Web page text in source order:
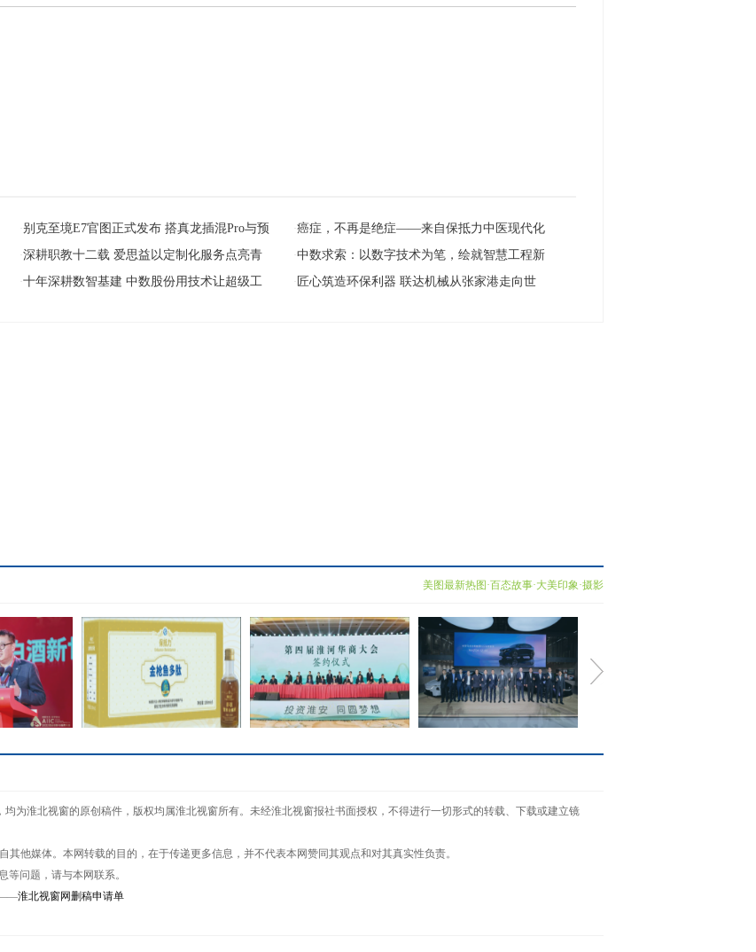
·别克至境E7官图正式发布 搭真龙插混Pro与预 ·癌症，不再是绝症——来自保抵力中医现代化
·深耕职教十二载 爱思益以定制化服务点亮青 ·中数求索：以数字技术为笔，绘就智慧工程新
·十年深耕数智基建 中数股份用技术让超级工 · 匠心筑造环保利器 联达机械从张家港走向世
美图最新热图·百态故事·大美印象·摄影
保抵力
商大会
MAZDA EZ-6
为淮北视窗的原创稿件，版权均属淮北视窗所有。未经淮北视窗报社书面授权，不得进行一切形式的转载、下载或建立镜
他媒体。本网转载的目的，在于传递更多信息，并不代表本网赞同其观点和对其真实性负责。
等问题，请与本网联系。
淮北视窗网删稿申请单